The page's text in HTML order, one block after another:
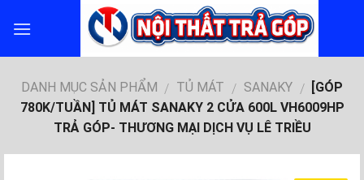
DANH MỤC SẢN PHẨM / TỦ MÁT / SANAKY /
[GÓP
780K/TUẦN] TỦ MÁT SANAKY 2 CỬA 600L VH6009HP
TRẢ GÓP- THƯƠNG MẠI DỊCH VỤ LÊ TRIỀU